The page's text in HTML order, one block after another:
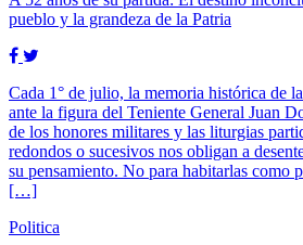
pueblo y la grandeza de la Patria
Cada 1° de julio, la memoria histórica de
ante la figura del Teniente General Juan
de los honores militares y las liturgias
redondos o sucesivos nos obligan a
su pensamiento. No para habitarlas como
[…]
Politica